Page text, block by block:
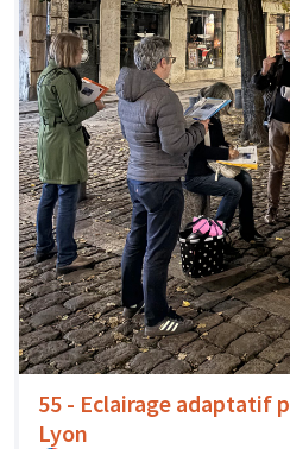
55 - Eclairage adaptatif
Lyon